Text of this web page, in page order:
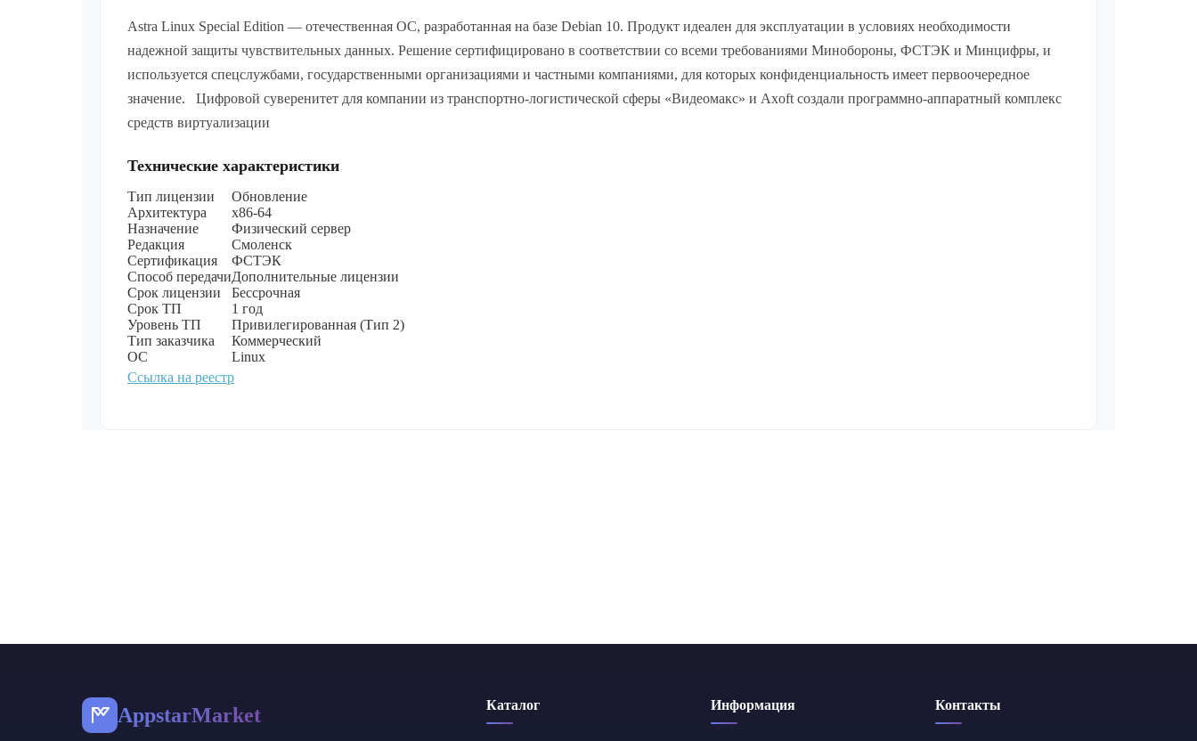
Astra Linux Special Edition — отечественная ОС, разработанная на базе Debian 10. Продукт идеален для эксплуатации в условиях необходимости
надежной защиты чувствительных данных. Решение сертифицировано в соответствии со всеми требованиями Минобороны, ФСТЭК и Минцифры, и
используется спецслужбами, государственными организациями и частными компаниями, для которых конфиденциальность имеет первоочередное
значение. Цифровой суверенитет для компании из транспортно-логистической сферы «Видеомакс» и Axoft создали программно-аппаратный комплекс
средств виртуализации
Технические характеристики
Тип лицензии
Обновление
Архитектура
х86-64
Назначение
Физический сервер
Редакция
Смоленск
Сертификация
ФСТЭК
Способ передачиДополнительные лицензии
Срок лицензии
Бессрочная
Срок ТП
1 год
Уровень ТП
Привилегированная (Тип 2)
Тип заказчика
Коммерческий
ОС
Linux
Ссылка на реестр
AppstarMarket Каталог Информация Контакты